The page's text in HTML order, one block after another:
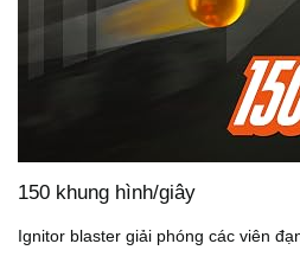
150 khung hình/giây
Ignitor blaster giải phóng các viên